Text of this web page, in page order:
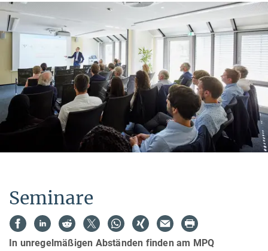
Seminare
In unregelmäßigen Abständen finden am MPQ